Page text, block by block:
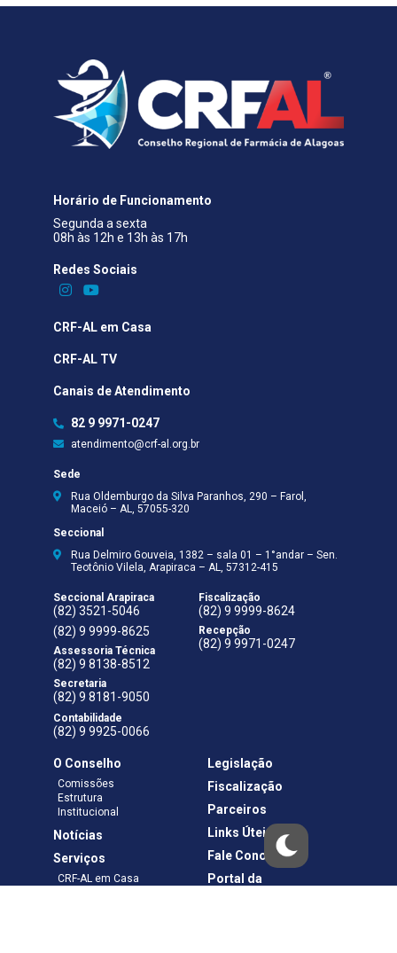
Horário de Funcionamento
Segunda a sexta
08h às 12h e 13h às 17h
Redes Sociais​
CRF-AL em Casa
CRF-AL TV
Canais de Atendimento
82 9 9971-0247
atendimento@crf-al.org.br
Sede
Rua Oldemburgo da Silva Paranhos, 290 – Farol,
Maceió – AL, 57055-320
Seccional
Rua Delmiro Gouveia, 1382 – sala 01 – 1°andar – Sen.
Teotônio Vilela, Arapiraca – AL, 57312-415
Seccional Arapiraca
(82) 3521-5046
(82) 9 9999-8625
Assessoria Técnica
(82) 9 8138-8512
Secretaria
(82) 9 8181-9050
Contabilidade
(82) 9 9925-0066
Fiscalização
(82) 9 9999-8624
Recepção
(82) 9 9971-0247
O Conselho
Comissões
Estrutura
Institucional
Notícias
Serviços
CRF-AL em Casa
Legislação
Fiscalização
Parceiros
Links Úteis
Fale Conosco
Portal da